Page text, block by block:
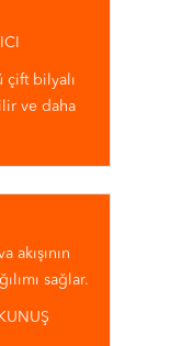
çift bilyalı
ve daha
akışının
sağlar.